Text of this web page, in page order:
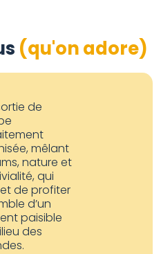
(qu'on adore)
de
mêlant
nature et
qui
de profiter
d’un
paisible
des